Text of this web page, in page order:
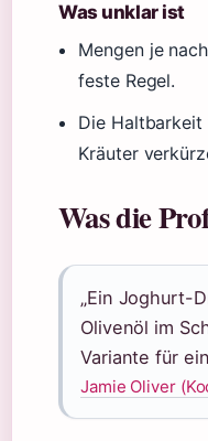
Was unklar ist
Mengen je
feste Regel.
Die
Kräuter
Was die
„Ein Joghurt-
Olivenöl im
Variante für
Jamie Oliver